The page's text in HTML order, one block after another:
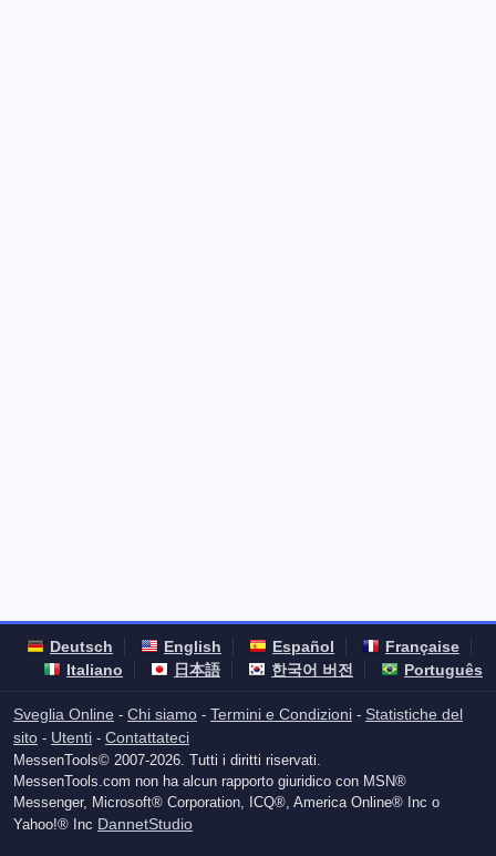
Deutsch English Español
Française
Italiano
日本語 한국어 버전 Português
Sveglia Online - Chi siamo - Termini e Condizioni - Statistiche del
sito - Utenti - Contattateci
MessenTools© 2007-2026. Tutti i diritti riservati.
MessenTools.com non ha alcun rapporto giuridico con MSN®
Messenger, Microsoft® Corporation, ICQ®, America Online® Inc o
Yahoo!® Inc DannetStudio